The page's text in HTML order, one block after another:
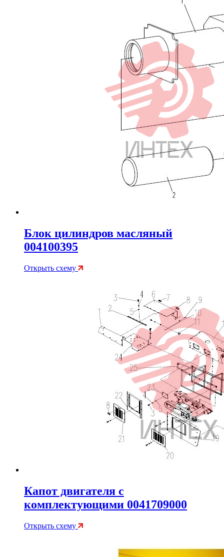
Блок цилиндров масляный
004100395
Открыть схему
Капот двигателя с
комплектующими 0041709000
Открыть схему